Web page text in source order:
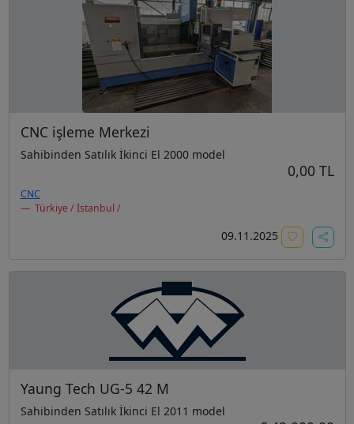
CNC işleme Merkezi
Sahibinden Satılık İkinci El 2000 model
0,00 TL
CNC
Türkiye / İstanbul /
09.11.2025
Yaung Tech UG-5 42 M
Sahibinden Satılık İkinci El 2011 model